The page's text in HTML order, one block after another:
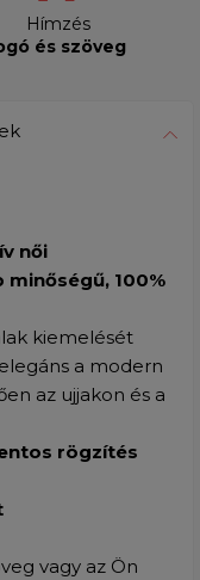
Hímzés
és szöveg
női
100%
kiemelését
a modern
az ujjakon és a
rögzítés
vagy az Ön